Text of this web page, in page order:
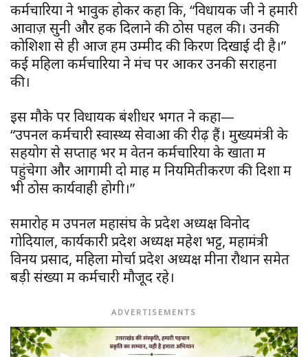
कर्मचारियों ने भावुक होकर कहा कि, “विधायक जी ने हमारी
आवाज़ सुनी और हक दिलाने की ठोस पहल की। उनकी
कोशिशों से ही आज हमें उम्मीद की किरण दिखाई दी है।”
कई महिला कर्मचारियों ने मंच पर आकर उनकी सराहना
की।
इस मौके पर विधायक बंशीधर भगत ने कहा—
“उपनल कर्मचारी स्वास्थ्य सेवाओं की रीढ़ हैं। मुख्यमंत्री के
सहयोग से सप्ताह भर में वेतन कर्मचारियों के खातों में
पहुंचेगा और आगामी दो माह में नियमितीकरण की दिशा में
भी ठोस कार्यवाही होगी।”
समारोह में उपनल महासंघ के प्रदेश अध्यक्ष विनोद
गोदियाल, कार्यकारी प्रदेश अध्यक्ष महेश भट्ट, महामंत्री
विनय प्रसाद, महिला मोर्चा प्रदेश अध्यक्ष मीना रौथान समेत
बड़ी संख्या में कर्मचारी मौजूद रहे।
ADVERTISEMENTS